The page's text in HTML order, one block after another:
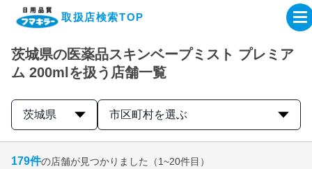
取扱店検索TOP
企業・IR情報サイト
製品情報サイト
茨城県の医薬品スキンベープミスト プレミア
ム 200mlを扱う店舗一覧
茨城県 市区町村を選ぶ
179件の店舗が見つかりました （1~20件目）